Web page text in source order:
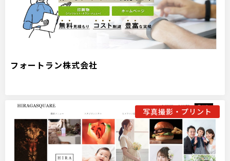
フォートラン株式会社
写真撮影・プリント